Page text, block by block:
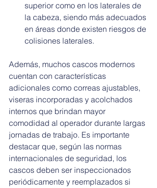
superior como en los laterales de
la cabeza, siendo más adecuados
en áreas donde existen riesgos de
colisiones laterales.
Además, muchos cascos modernos
cuentan con características
adicionales como correas ajustables,
viseras incorporadas y acolchados
internos que brindan mayor
comodidad al operador durante largas
jornadas de trabajo. Es importante
destacar que, según las normas
internacionales de seguridad, los
cascos deben ser inspeccionados
periódicamente y reemplazados si